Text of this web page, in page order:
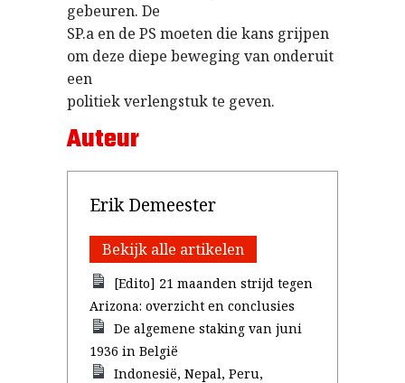
gebeuren. De
SP.a en de PS moeten die kans grijpen
om deze diepe beweging van onderuit
een
politiek verlengstuk te geven.
Auteur
Erik Demeester
Bekijk alle artikelen
[Edito] 21 maanden strijd tegen
Arizona: overzicht en conclusies
De algemene staking van juni
1936 in België
Indonesië, Nepal, Peru,